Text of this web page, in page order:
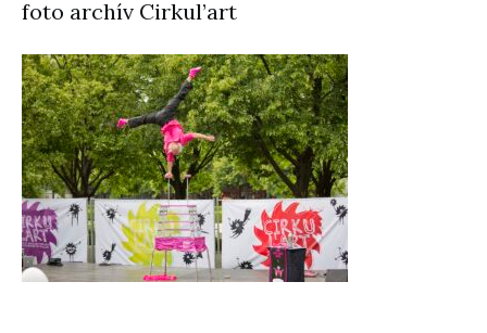
foto archív Cirkul’art